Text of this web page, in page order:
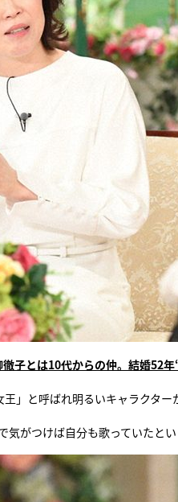
子とは10代からの仲。結婚52
」と呼ばれ明るいキャラクター
がつけば自分も歌っていたとい